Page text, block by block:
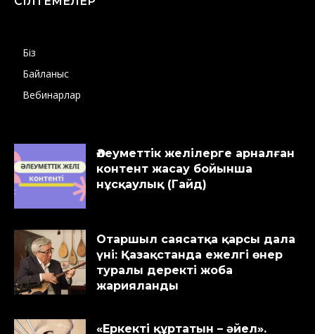
Біз
Байланыс
Вебинарлар
Әлеуметтік желілерге арналған
контент жасау бойынша
нұсқаулық (Гайд)
Отаршыл саясатқа қарсы дала
үні: Қазақстанда ежелгі өнер
туралы деректі жоба
жарияланды
«Еркекті құртатын – әйел».